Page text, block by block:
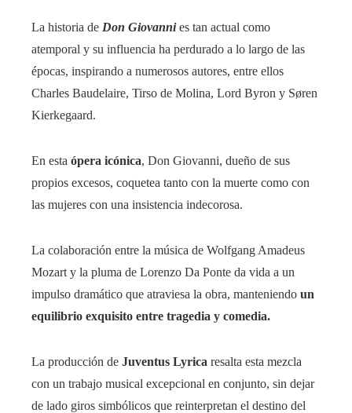
La historia de Don Giovanni es tan actual como
atemporal y su influencia ha perdurado a lo largo de las
épocas, inspirando a numerosos autores, entre ellos
Charles Baudelaire, Tirso de Molina, Lord Byron y Søren
Kierkegaard.
En esta ópera icónica, Don Giovanni, dueño de sus
propios excesos, coquetea tanto con la muerte como con
las mujeres con una insistencia indecorosa.
La colaboración entre la música de Wolfgang Amadeus
Mozart y la pluma de Lorenzo Da Ponte da vida a un
impulso dramático que atraviesa la obra, manteniendo un
equilibrio exquisito entre tragedia y comedia.
La producción de Juventus Lyrica resalta esta mezcla
con un trabajo musical excepcional en conjunto, sin dejar
de lado giros simbólicos que reinterpretan el destino del